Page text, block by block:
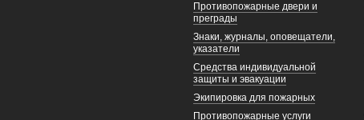
Противопожарные двери и
преграды
Знаки, журналы, оповещатели,
указатели
Средства индивидуальной
защиты и эвакуации
Экипировка для пожарных
Противопожарные услуги